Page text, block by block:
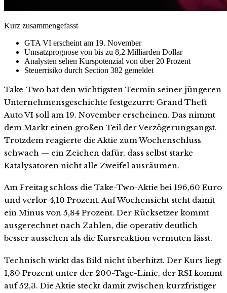
Kurz zusammengefasst
GTA VI erscheint am 19. November
Umsatzprognose von bis zu 8,2 Milliarden Dollar
Analysten sehen Kurspotenzial von über 20 Prozent
Steuerrisiko durch Section 382 gemeldet
Take-Two hat den wichtigsten Termin seiner jüngeren
Unternehmensgeschichte festgezurrt: Grand Theft
Auto VI soll am 19. November erscheinen. Das nimmt
dem Markt einen großen Teil der Verzögerungsangst.
Trotzdem reagierte die Aktie zum Wochenschluss
schwach — ein Zeichen dafür, dass selbst starke
Katalysatoren nicht alle Zweifel ausräumen.
Am Freitag schloss die Take-Two-Aktie bei 196,60 Euro
und verlor 4,10 Prozent. Auf Wochensicht steht damit
ein Minus von 5,84 Prozent. Der Rücksetzer kommt
ausgerechnet nach Zahlen, die operativ deutlich
besser aussehen als die Kursreaktion vermuten lässt.
Technisch wirkt das Bild nicht überhitzt. Der Kurs liegt
1,30 Prozent unter der 200-Tage-Linie, der RSI kommt
auf 52,3. Die Aktie steckt damit zwischen kurzfristiger